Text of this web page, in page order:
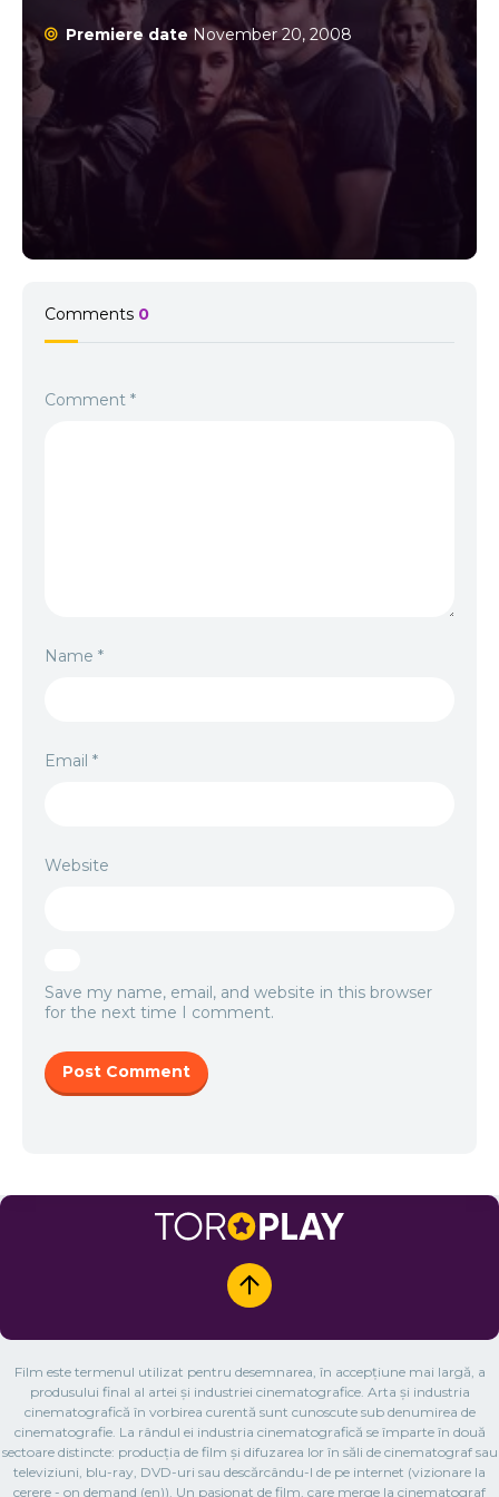
Premiere date November 20, 2008
Comments 0
Comment *
Name *
Email *
Website
Save my name, email, and website in this browser
for the next time I comment.
Film este termenul utilizat pentru desemnarea, în accepțiune mai largă, a
produsului final al artei și industriei cinematografice. Arta și industria
cinematografică în vorbirea curentă sunt cunoscute sub denumirea de
cinematografie. La rândul ei industria cinematografică se împarte în două
sectoare distincte: producția de film și difuzarea lor în săli de cinematograf sau
televiziuni, blu-ray, DVD-uri sau descărcându-l de pe internet (vizionare la
cerere - on demand (en)). Un pasionat de film, care merge la cinematograf